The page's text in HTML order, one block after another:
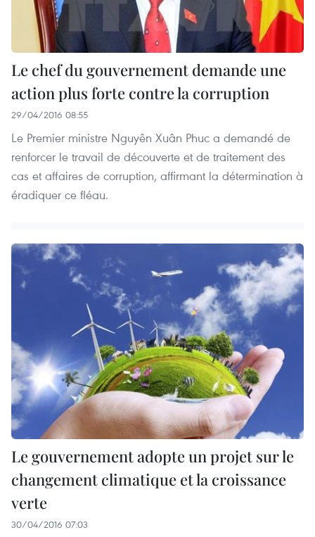
Le chef du gouvernement demande une
action plus forte contre la corruption
29/04/2016 08:55
Le Premier ministre Nguyên Xuân Phuc a demandé de
renforcer le travail de découverte et de traitement des
cas et affaires de corruption, affirmant la détermination à
éradiquer ce fléau.
Le gouvernement adopte un projet sur le
changement climatique et la croissance
verte
30/04/2016 07:03